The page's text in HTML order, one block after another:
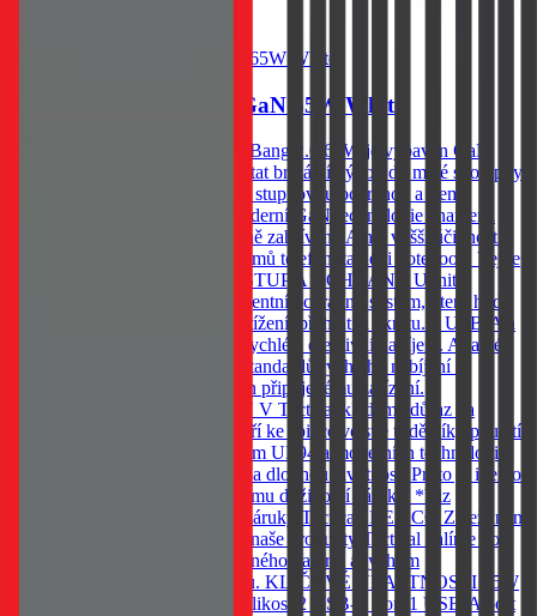
Tactical FlashBang 2.0 GaN 65W White
Cestovní adaptér, Tactical FlashBang 2.0 65W je vybaven GaN
technologií, která umožňuje dostat brutální výkon do malé skořápky.
Vybavena rychlonabíjením, čtyř stupňovou ochranou a třemi
nabíjecími porty. 65W GaN Moderní GaN technologie znamená
vyšší výkon v menším těle. Méně zahřívání. A má vyšší účinnost.
Výkon 65W zvládne bez problémů telefon, tablet i notebook. Vejde
se všude. Nabije cokoliv*. VÝSTUP A OCHRANA Uvnitř
kompaktního těla pracuje inteligentní ochranný systém, který hlídá
každé nabíjení proti přepětí, přetížení, přehřátí a zkratu. 1 USB-A a
2 USB-C konektory umožňují rychlé a efektivní nabíjení. Adaptér
navíc podporuje širokou škálu standardů rychlého nabíjení a
automaticky přizpůsobuje výkon připojenému zařízení.
NEODOLATELNĚ ODOLNÝ V Tactical klademe důraz na
detaily. Řada FlashBang 2.0 patří ke špičce ve své třídě díky použití
odolných materiálů se standardem UL94 a moderních technologií,
které zajišťují spolehlivý výkon a dlouhou životnost. Proto je i tento
produkt zahrnut v našem programu doživotní záruky. *Viz
podmínky programu doživotní záruky Tactical. BE ECO Záleží nám
na životním prostředí. Všechny naše produkty Tactical balíme do
ekologických obalů z recyklovaného papíru, abychom
minimalizovali dopad na přírodu. KLÍČOVÉ VLASTNOSTI 65W
GaN technologie Kompaktní velikost 2 USB-C port 1 USB-A port